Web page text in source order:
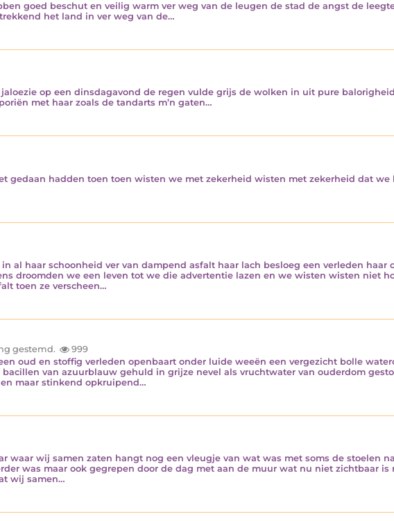
goed beschut en veilig warm ver weg van de leugen de stad de angst de
het land in ver weg van de…
op een dinsdagavond de regen vulde grijs de wolken in uit pure
met haar zoals de tandarts m’n gaten…
gedaan hadden toen toen wisten we met zekerheid wisten met zekerheid dat we
al haar schoonheid ver van dampend asfalt haar lach besloeg een verleden haar
droomden we een leven tot we die advertentie lazen en we wisten wisten niet
toen ze verscheen…
gestemd.
999
oud en stoffig verleden openbaart onder luide weeën een vergezicht bolle
van azuurblauw gehuld in grijze nevel als vruchtwater van ouderdom
maar stinkend opkruipend…
waar wij samen zaten hangt nog een vleugje van wat was met soms de stoelen
was maar ook gegrepen door de dag met aan de muur wat nu niet zichtbaar is
wij samen…